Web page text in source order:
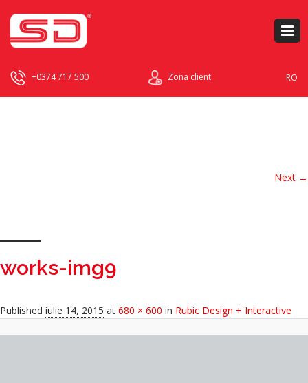
+0374 717 500 Zona client RO
Next →
works-img9
Published iulie 14, 2015 at 680 × 600 in Rubic Design + Interactive